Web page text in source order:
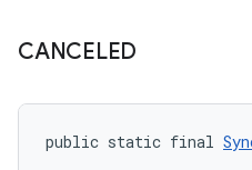
CANCELED
public static final